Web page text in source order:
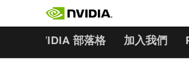
NVIDIA 部落格 加入我們